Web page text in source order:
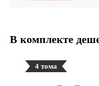
В комплекте
4 тома